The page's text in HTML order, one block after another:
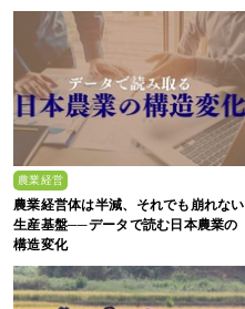
農業経営
農業経営体は半減、それでも崩れない
生産基盤──データで読む日本農業の
構造変化